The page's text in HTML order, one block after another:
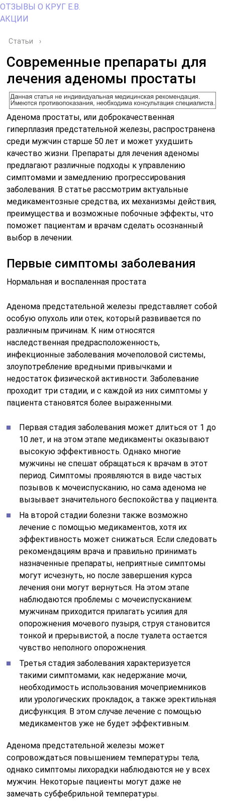
ОТЗЫВЫ О КРУГ Е.В.
АКЦИИ
Статьи ›
Современные препараты для
лечения аденомы простаты
Аденома простаты, или доброкачественная
гиперплазия предстательной железы, распространена
среди мужчин старше 50 лет и может ухудшить
качество жизни. Препараты для лечения аденомы
предлагают различные подходы к управлению
симптомами и замедлению прогрессирования
заболевания. В статье рассмотрим актуальные
медикаментозные средства, их механизмы действия,
преимущества и возможные побочные эффекты, что
поможет пациентам и врачам сделать осознанный
выбор в лечении.
Первые симптомы заболевания
Нормальная и воспаленная простата
Аденома предстательной железы представляет собой
особую опухоль или отек, который развивается по
различным причинам. К ним относятся
наследственная предрасположенность,
инфекционные заболевания мочеполовой системы,
злоупотребление вредными привычками и
недостаток физической активности. Заболевание
проходит три стадии, и с каждой из них симптомы у
пациента становятся более выраженными.
Первая стадия заболевания может длиться от 1 до
10 лет, и на этом этапе медикаменты оказывают
высокую эффективность. Однако многие
мужчины не спешат обращаться к врачам в этот
период. Симптомы проявляются в виде частых
позывов к мочеиспусканию, но сама аденома не
вызывает значительного беспокойства у пациента.
На второй стадии болезни также возможно
лечение с помощью медикаментов, хотя их
эффективность может снижаться. Если следовать
рекомендациям врача и правильно принимать
назначенные препараты, неприятные симптомы
могут исчезнуть, но после завершения курса
лечения они могут вернуться. На этом этапе
наблюдаются проблемы с мочеиспусканием:
мужчинам приходится прилагать усилия для
опорожнения мочевого пузыря, струя становится
тонкой и прерывистой, а после туалета остается
чувство неполного опорожнения.
Третья стадия заболевания характеризуется
такими симптомами, как недержание мочи,
необходимость использования мочеприемников
или урологических прокладок, а также эректильная
дисфункция. В этом случае лечение с помощью
медикаментов уже не будет эффективным.
Аденома предстательной железы может
сопровождаться повышением температуры тела,
однако симптомы лихорадки наблюдаются не у всех
мужчин. Некоторые пациенты могут даже не
замечать субфебрильной температуры.